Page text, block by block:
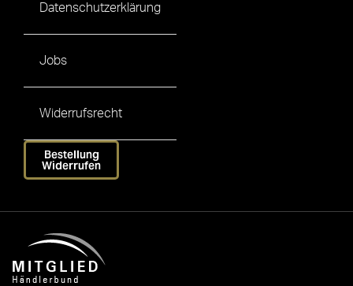
Datenschutzerklärung
Jobs
Widerrufsrecht
Bestellung
Widerrufen